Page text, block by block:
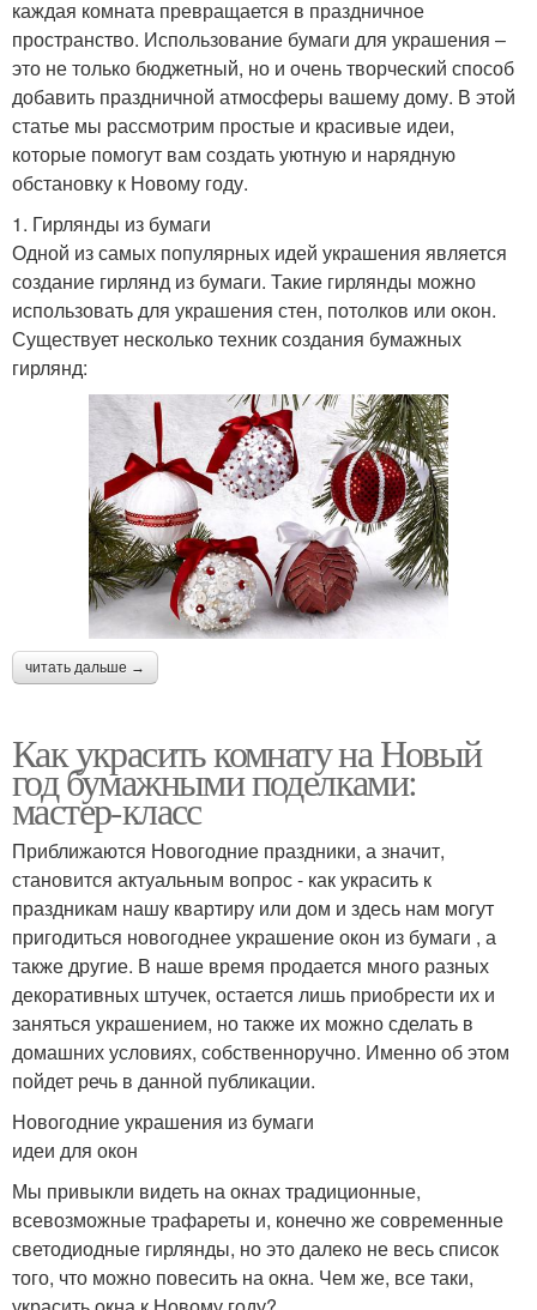
каждая комната превращается в праздничное
пространство. Использование бумаги для украшения –
это не только бюджетный, но и очень творческий способ
добавить праздничной атмосферы вашему дому. В этой
статье мы рассмотрим простые и красивые идеи,
которые помогут вам создать уютную и нарядную
обстановку к Новому году.
1. Гирлянды из бумаги
Одной из самых популярных идей украшения является
создание гирлянд из бумаги. Такие гирлянды можно
использовать для украшения стен, потолков или окон.
Существует несколько техник создания бумажных
гирлянд:
читать дальше →
Как украсить комнату на Новый
год бумажными поделками:
мастер-класс
Приближаются Новогодние праздники, а значит,
становится актуальным вопрос - как украсить к
праздникам нашу квартиру или дом и здесь нам могут
пригодиться новогоднее украшение окон из бумаги , а
также другие. В наше время продается много разных
декоративных штучек, остается лишь приобрести их и
заняться украшением, но также их можно сделать в
домашних условиях, собственноручно. Именно об этом
пойдет речь в данной публикации.
Новогодние украшения из бумаги
идеи для окон
Мы привыкли видеть на окнах традиционные,
всевозможные трафареты и, конечно же современные
светодиодные гирлянды, но это далеко не весь список
того, что можно повесить на окна. Чем же, все таки,